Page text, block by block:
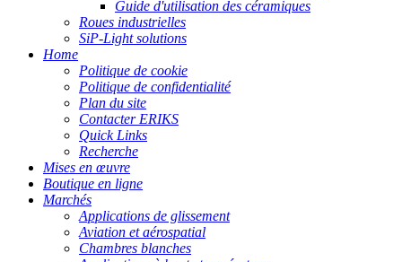
Guide d'utilisation des céramiques
Roues industrielles
SiP-Light solutions
Home
Politique de cookie
Politique de confidentialité
Plan du site
Contacter ERIKS
Quick Links
Recherche
Mises en œuvre
Boutique en ligne
Marchés
Applications de glissement
Aviation et aérospatial
Chambres blanches